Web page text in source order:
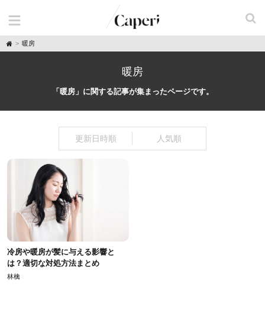
H
o
暖房
暖房
「暖房」に関する記事が集まったページです。
更新日時順 人気順
冷房や暖房が髪に与える影響と
は？適切な対処方法まとめ
林檎